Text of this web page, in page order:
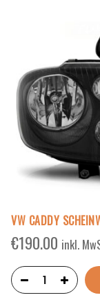
VW CADDY
€190.00 inkl.